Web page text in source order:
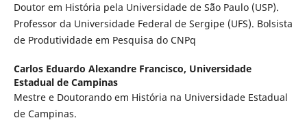
Doutor em História pela Universidade de S˜ão Paulo (USP).
Professor da Universidade Federal de Sergipe (UFS). Bolsista
de Produtividade em Pesquisa do CNPq
Carlos Eduardo Alexandre Francisco, Universidade
Estadual de Campinas
Mestre e Doutorando em História na Universidade Estadual
de Campinas.